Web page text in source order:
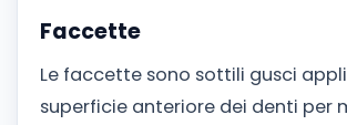
Faccette
Le faccette sono sottili gusci
superficie anteriore dei denti per